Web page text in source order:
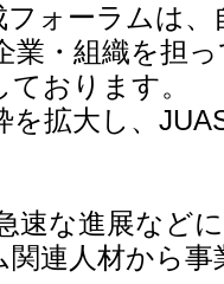
ォーラムは
業・組織を担
おります。
を拡大し、
速な進展など
連人材から